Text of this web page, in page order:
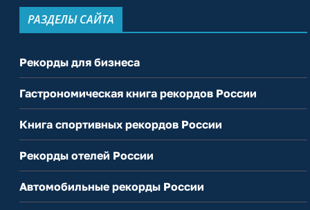
РАЗДЕЛЫ САЙТА
Рекорды для бизнеса
Гастрономическая книга рекордов России
Книга спортивных рекордов России
Рекорды отелей России
Автомобильные рекорды России